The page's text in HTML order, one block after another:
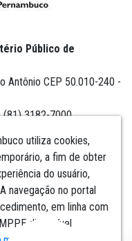
utiliza cookies,
a fim de obter
do usuário,
navegação no portal
em linha com
disponível
Público de
Antônio CEP 50.010-240 -
(81) 3182-7000